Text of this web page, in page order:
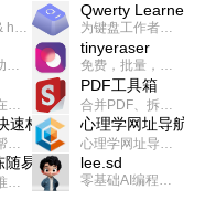
Showcase & host your work in extraordinary ways.不限速文件分享，托管，建站平台
Qwerty Learner
为键盘工作者设计的单词与肌肉记忆锻炼软件
您的智能AI助手解决方案。提供24/7全天候的高效虚拟员工服务，助力个人和组织提升生产力、激发创新潜能。
tinyeraser
免费，批量，快速，一键换背景的桌面软件
在线工具，在线游戏，电影，小说各种有趣的资源这里都有
PDF工具箱
合并PDF、拆分PDF、旋转PDF、裁剪PDF、转换PDF、加密PDF、解密PDF、PDF加水印等多种PDF处理功能
速构建网站应用
这是一款能帮助你快速构建个人网站的应用，使用最新的前端技术栈，集成登录、鉴权、手机、邮箱、数据库、博客、文章、支付等等网站所需要的功能，你只需要花几个小时开发你的核心功能就可以上线，一次购买，永久拥有
心理学网址导航
心理学网址导航(psyhhub.org),着力打造国内心理学资源平台，是一个心理学网址资源大全，提供心理学学习,心理学考研,英语自学,计算机自学等众多学习内容。
易
何以解忧，唯有代码。不忘初心，方得始终。
lee.sd
零基础AI编程整活儿，跟SimbaLee用AI一起每天写点儿好玩儿的！iSay中每天还会有鲜吐槽、财经快讯、抽奖福利。喜欢就在页面“点赞”，不喜欢可以“点呸”喔！